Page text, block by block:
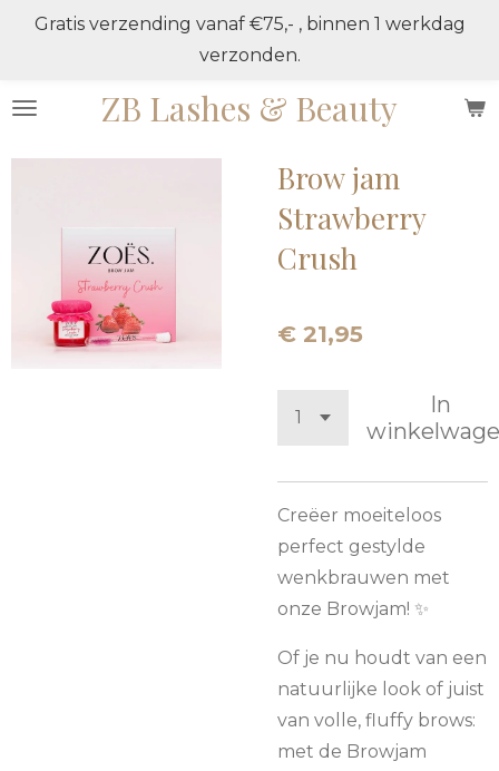
de
ZB Lashes & Beauty
Gratis verzending vanaf €75,- , binnen 1 werkdag
verzonden.
Brow jam
Strawberry
Crush
€ 21,95
In
Creëer moeiteloos
perfect gestylde
wenkbrauwen met
onze Browjam! ✨
Of je nu houdt van een
natuurlijke look of juist
van volle, fluffy brows:
met de Browjam